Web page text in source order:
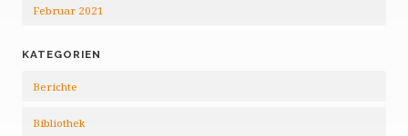
Februar 2021
KATEGORIEN
Berichte
Bibliothek